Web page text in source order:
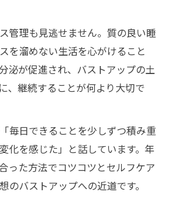
管理も見逃せません。質の良い睡
を溜めない生活を心がけること
泌が促進され、バストアップの土
、継続することが何より大切で
毎日できることを少しずつ積み重
化を感じた」と話しています。年
った方法でコツコツとセルフケア
のバストアップへの近道です。